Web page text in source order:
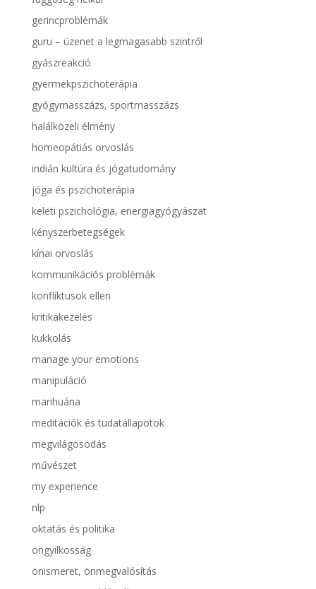
gerincproblémák
guru – üzenet a legmagasabb szintről
gyászreakció
gyermekpszichoterápia
gyógymasszázs, sportmasszázs
halálközeli élmény
homeopátiás orvoslás
indián kultúra és jógatudomány
jóga és pszichoterápia
keleti pszichológia, energiagyógyászat
kényszerbetegségek
kínai orvoslás
kommunikációs problémák
konfliktusok ellen
kritikakezelés
kukkolás
manage your emotions
manipuláció
marihuána
meditációk és tudatállapotok
megvilágosodás
művészet
my experience
nlp
oktatás és politika
öngyilkosság
önismeret, önmegvalósítás